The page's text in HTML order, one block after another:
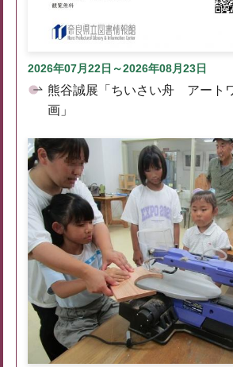
2026年07月22日～2026年08月23日
熊谷誠展「ちいさい舟 アート
画」